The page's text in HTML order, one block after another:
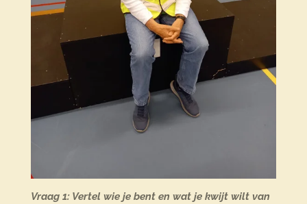
Vraag 1: Vertel wie je bent en wat je kwijt wilt van